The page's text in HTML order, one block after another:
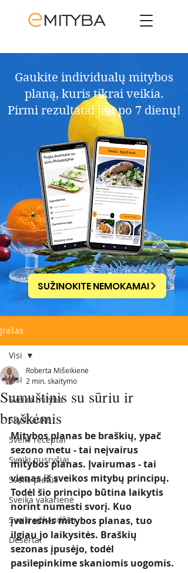
Gaukite individualų mitybos
planą, kuris tikrai veikia.​
Pirmi rezultatai jau po 7 dienų!
SUŽINOKITE NEMOKAMAI
Įrašas
Visi
Sveika mityba
Skydliaukė
Sveiki receptai
Sveiki pusryčiai
Sveiki pietūs
Sveika vakarienė
Sveiki užkandžiai
Desertai
Visi
Sumuštinis su sūriu ir
braškėmis
Roberta Mišeikienė
2 min. skaitymo
Mitybos planas be braškių, ypač
sezono metu - tai neįvairus
mitybos planas. Įvairumas - tai
vienas iš sveikos mitybų principų.
Todėl šio principo būtina laikytis
norint numesti svorį. Kuo
įvairesnis mitybos planas, tuo
ilgiau jo laikysitės. Braškių
sezonas įpusėjo, todėl
pasilepinkime skaniomis uogomis.